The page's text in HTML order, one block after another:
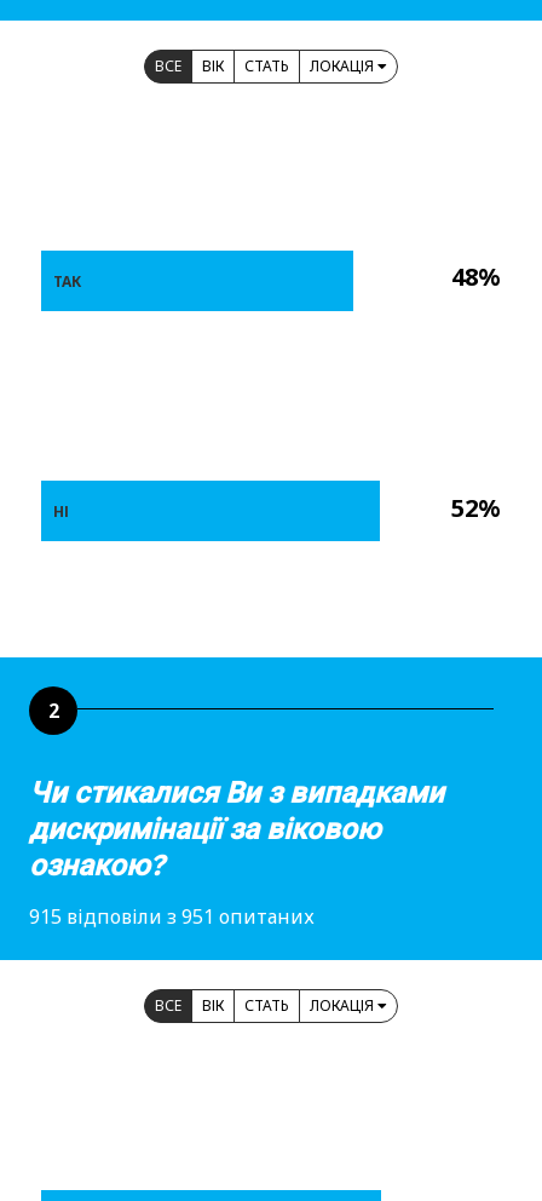
ВСЕ ВІК СТАТЬ ЛОКАЦІЯ
48%
52%
ТАК
НІ
2
Чи стикалися Ви з випадками
дискримінації за віковою
ознакою?
915 відповіли з 951 опитаних
ВСЕ ВІК СТАТЬ ЛОКАЦІЯ